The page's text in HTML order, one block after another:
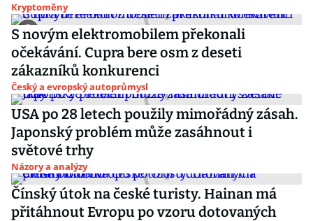
Kryptoměny
S novým elektromobilem překonali
očekávání. Cupra bere osm z deseti
zákazníků konkurenci
Český a evropský autoprůmysl
USA po 28 letech použily mimořádný zásah.
Japonský problém může zasáhnout i
světové trhy
Názory a analýzy
Čínský útok na české turisty. Hainan má
přitáhnout Evropu po vzoru dotovaných